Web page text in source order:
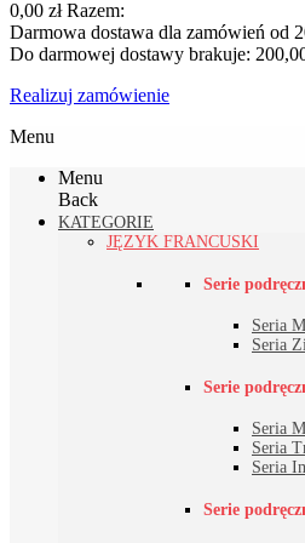
0,00 zł Razem:
Darmowa dostawa dla zamówień od
Do darmowej dostawy brakuje:
Realizuj zamówienie
Menu
Menu
Back
KATEGORIE
JĘZYK FRANCUSKI
Serie
Seria
Seria
Serie
Seria
Seria
Seria
Serie